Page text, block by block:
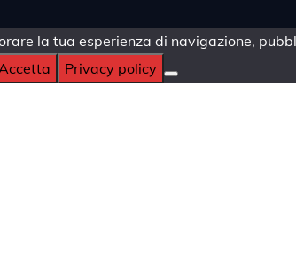
la tua esperienza di navigazione,
Privacy policy